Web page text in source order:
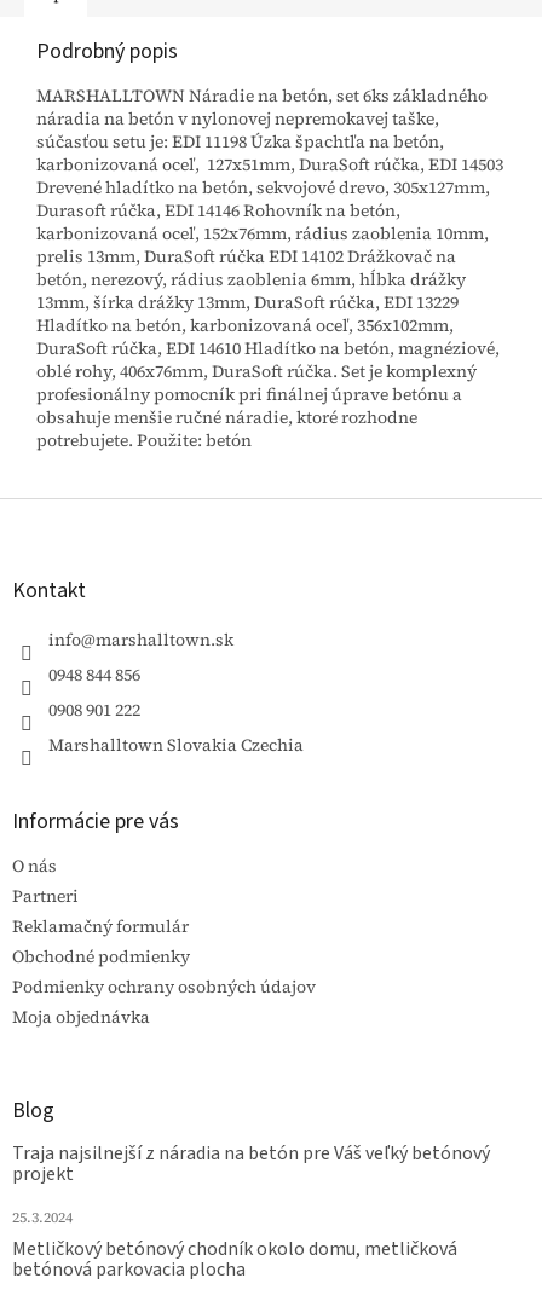
Podrobný popis
MARSHALLTOWN Náradie na betón, set 6ks základného
náradia na betón v nylonovej nepremokavej taške,
súčasťou setu je: EDI 11198 Úzka špachtľa na betón,
karbonizovaná oceľ, 127x51mm, DuraSoft rúčka, EDI 14503
Drevené hladítko na betón, sekvojové drevo, 305x127mm,
Durasoft rúčka, EDI 14146 Rohovník na betón,
karbonizovaná oceľ, 152x76mm, rádius zaoblenia 10mm,
prelis 13mm, DuraSoft rúčka EDI 14102 Drážkovač na
betón, nerezový, rádius zaoblenia 6mm, hĺbka drážky
13mm, šírka drážky 13mm, DuraSoft rúčka, EDI 13229
Hladítko na betón, karbonizovaná oceľ, 356x102mm,
DuraSoft rúčka, EDI 14610 Hladítko na betón, magnéziové,
oblé rohy, 406x76mm, DuraSoft rúčka. Set je komplexný
profesionálny pomocník pri finálnej úprave betónu a
obsahuje menšie ručné náradie, ktoré rozhodne
potrebujete. Použite: betón
Z
Kontakt
info@marshalltown.sk
0948 844 856
0908 901 222
Marshalltown Slovakia Czechia
Informácie pre vás
O nás
Partneri
Reklamačný formulár
Obchodné podmienky
Podmienky ochrany osobných údajov
Moja objednávka
Blog
Traja najsilnejší z náradia na betón pre Váš veľký betónový
projekt
25.3.2024
Metličkový betónový chodník okolo domu, metličková
betónová parkovacia plocha